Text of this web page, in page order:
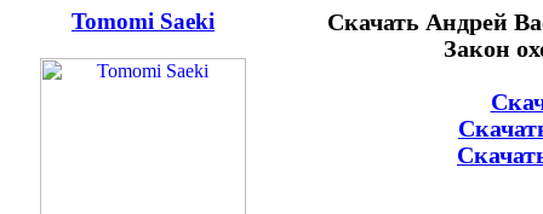
Tomomi Saeki
Скачать Андрей
Закон